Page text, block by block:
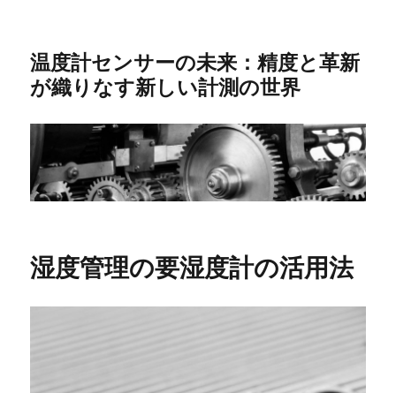
温度計センサーの未来：精度と革新
が織りなす新しい計測の世界
湿度管理の要湿度計の活用法